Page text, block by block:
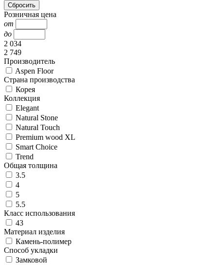
Розничная цена
от
до
2 034
2 749
Производитель
Aspen Floor
Страна производства
Корея
Коллекция
Elegant
Natural Stone
Natural Touch
Premium wood XL
Smart Choice
Trend
Общая толщина
3.5
4
5
5.5
Класс использования
43
Материал изделия
Камень-полимер
Способ укладки
Замковой